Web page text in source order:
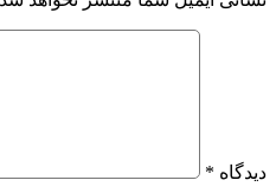
دیدگاه *